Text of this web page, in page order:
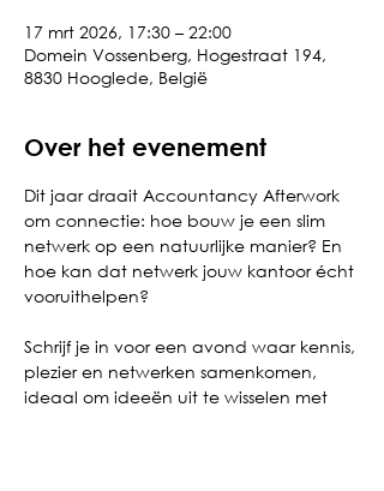
17 mrt 2026, 17:30 – 22:00
Domein Vossenberg, Hogestraat 194,
8830 Hooglede, België
Over het evenement
Dit jaar draait Accountancy Afterwork
om connectie: hoe bouw je een slim
netwerk op een natuurlijke manier? En
hoe kan dat netwerk jouw kantoor écht
vooruithelpen?
Schrijf je in voor een avond waar kennis,
plezier en netwerken samenkomen,
ideaal om ideeën uit te wisselen met